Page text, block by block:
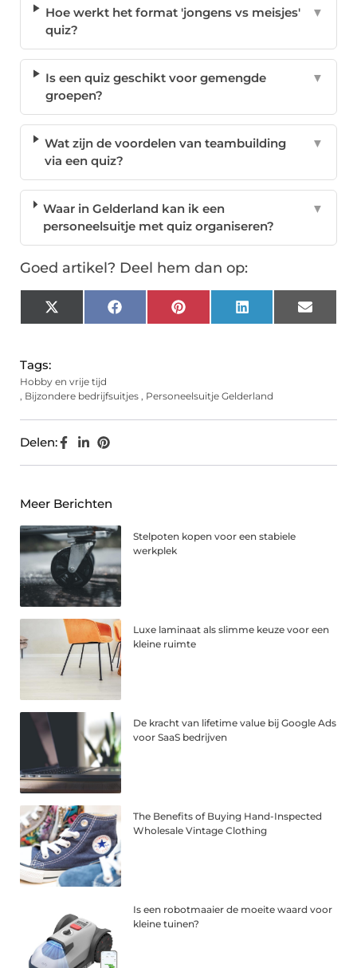
Hoe werkt het format 'jongens vs meisjes'
quiz?
▼
Is een quiz geschikt voor gemengde
groepen?
▼
Wat zijn de voordelen van teambuilding
via een quiz?
▼
Waar in Gelderland kan ik een
personeelsuitje met quiz organiseren?
▼
Goed artikel? Deel hem dan op:
X
(Twitter)
FacebookPinterest LinkedIn Email
Tags:
Hobby en vrije tijd
, Bijzondere bedrijfsuitjes , Personeelsuitje Gelderland
Delen:
Meer Berichten
Stelpoten kopen voor een stabiele
werkplek
Luxe laminaat als slimme keuze voor een
kleine ruimte
De kracht van lifetime value bij Google Ads
voor SaaS bedrijven
The Benefits of Buying Hand-Inspected
Wholesale Vintage Clothing
Is een robotmaaier de moeite waard voor
kleine tuinen?